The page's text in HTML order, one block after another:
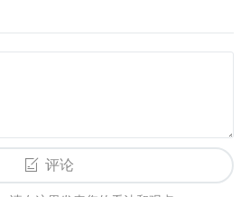
评论